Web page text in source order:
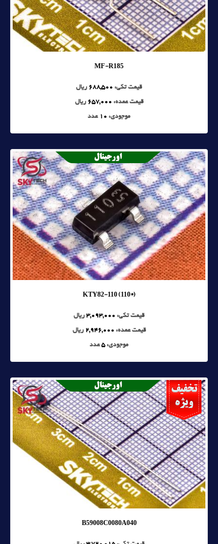
MF-R185
قیمت تکی: 688,500 ریال
قیمت عمده: 657,000 ریال
موجودی: 10 عدد
KTY82-110 (110*)
قیمت تکی: 3,093,000 ریال
قیمت عمده: 2,946,000 ریال
موجودی:5عدد
B59008C0080A040